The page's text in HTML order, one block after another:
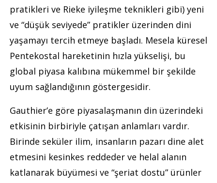
pratikleri ve Rieke iyileşme teknikleri gibi) yeni
ve “düşük seviyede” pratikler üzerinden dini
yaşamayı tercih etmeye başladı. Mesela küresel
Pentekostal hareketinin hızla yükselişi, bu
global piyasa kalıbına mükemmel bir şekilde
uyum sağlandığının göstergesidir.
Gauthier’e göre piyasalaşmanın din üzerindeki
etkisinin birbiriyle çatışan anlamları vardır.
Birinde seküler ilim, insanların pazarı dine alet
etmesini kesinkes reddeder ve helal alanın
katlanarak büyümesi ve “şeriat dostu” ürünler